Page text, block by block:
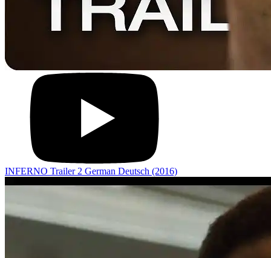
INFERNO Trailer 2 German Deutsch (2016)